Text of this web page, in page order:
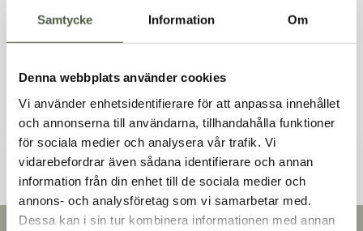
Samtycke Information Om
Denna webbplats använder cookies
Vi använder enhetsidentifierare för att anpassa innehållet
och annonserna till användarna, tillhandahålla funktioner
för sociala medier och analysera vår trafik. Vi
vidarebefordrar även sådana identifierare och annan
information från din enhet till de sociala medier och
annons- och analysföretag som vi samarbetar med.
Dessa kan i sin tur kombinera informationen med annan
Liknande produkter
Andra kunder tittade även på
Välkommen till Bakers!
Handlar du som företag eller privatperson?